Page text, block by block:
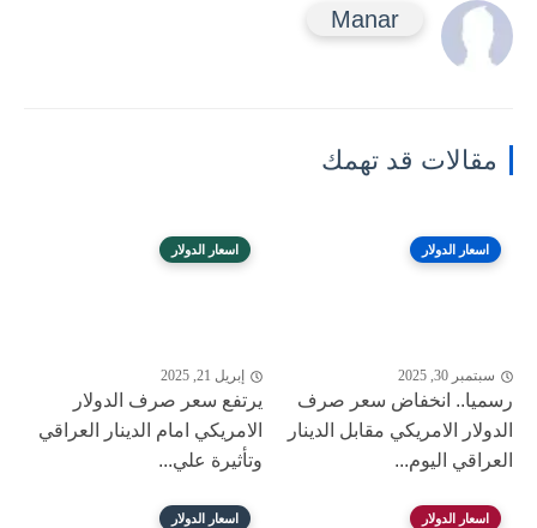
Manar
مقالات قد تهمك
اسعار الدولار
سبتمبر 30, 2025
رسميا.. انخفاض سعر صرف
الدولار الامريكي مقابل الدينار
العراقي اليوم...
اسعار الدولار
إبريل 21, 2025
يرتفع سعر صرف الدولار
الامريكي امام الدينار العراقي
وتأثيرة علي...
اسعار الدولار اسعار الدولار